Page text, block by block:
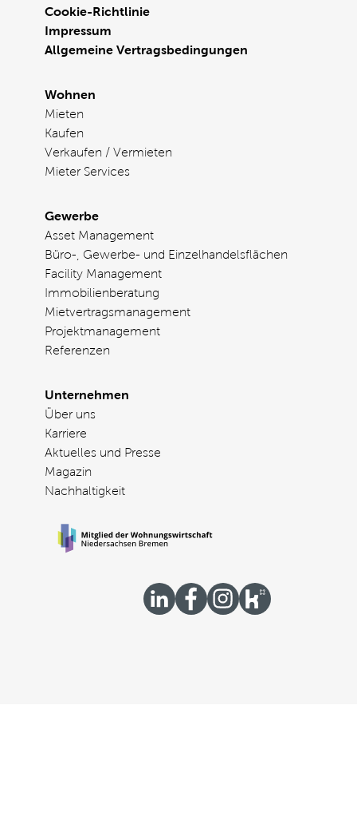
Cookie-Richtlinie
Impressum
Allgemeine Vertragsbedingungen
Wohnen
Mieten
Kaufen
Verkaufen / Vermieten
Mieter Services
Gewerbe
Asset Management
Büro-, Gewerbe- und Einzelhandelsflächen
Facility Management
Immobilienberatung
Mietvertragsmanagement
Projektmanagement
Referenzen
Unternehmen
Über uns
Karriere
Aktuelles und Presse
Magazin
Nachhaltigkeit